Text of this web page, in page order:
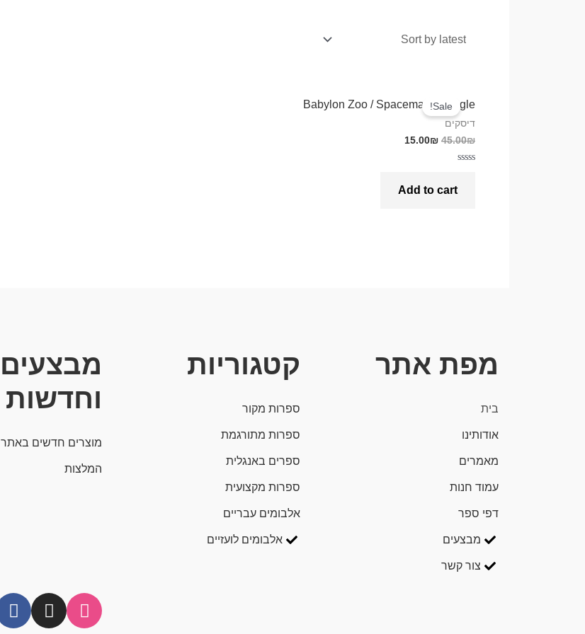
Sale!
Babylon Zoo / Spaceman – Single
דיסקים
45.00₪
15.00₪
Add to cart
מפת אתר
בית
אודותינו
מאמרים
עמוד חנות
דפי ספר
מבצעים
צור קשר
קטגוריות
ספרות מקור
ספרות מתורגמת
ספרים באנגלית
ספרות מקצועית
אלבומים עבריים
אלבומים לועזיים
מבצעים
וחדשות
מוצרים חדשים באתר
המלצות
D
r
I
n
F
a